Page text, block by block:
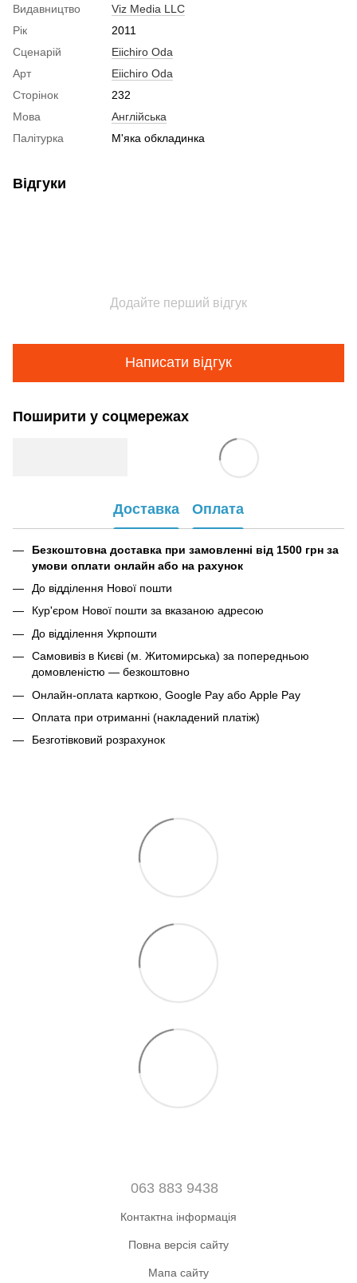
Видавництво
Viz Media LLC
Рік
2011
Сценарій
Eiichiro Oda
Арт
Eiichiro Oda
Сторінок
232
Мова
Англійська
Палітурка
М'яка обкладинка
Відгуки
Додайте перший відгук
Написати відгук
Поширити у соцмережах
Доставка Оплата
Безкоштовна доставка при замовленні від 1500 грн за
умови оплати онлайн або на рахунок
До відділення Нової пошти
Кур'єром Нової пошти за вказаною адресою
До відділення Укрпошти
Самовивіз в Києві (м. Житомирська) за попередньою
домовленістю — безкоштовно
Онлайн-оплата карткою, Google Pay або Apple Pay
Оплата при отриманні (накладений платіж)
Безготівковий розрахунок
063 883 9438
Контактна інформація
Повна версія сайту
Мапа сайту